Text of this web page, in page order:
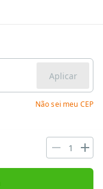
Aplicar
Não sei meu CEP